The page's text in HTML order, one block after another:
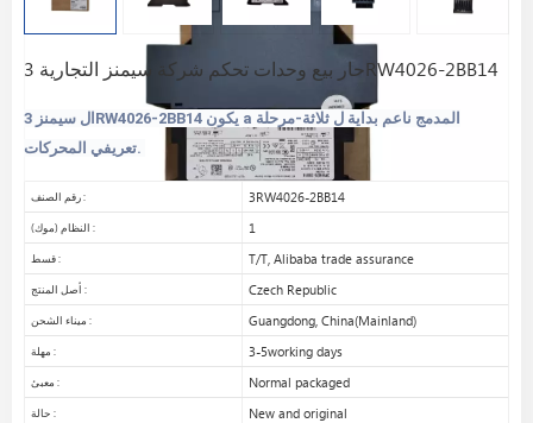
حار بيع وحدات تحكم شركة سيمنز التجارية 3RW4026-2BB14
ال سيمنز 3 RW4026-2BB14 يكون a المدمج ناعم بداية ل ثلاثة-مرحلة
تعريفي المحركات .
رقم الصنف : 3RW4026-2BB14
النظام (موك) : 1
قسط : T/T, Alibaba trade assurance
أصل المنتج : Czech Republic
ميناء الشحن : Guangdong, China(Mainland)
مهلة : 3-5working days
معبئ : Normal packaged
حالة : New and original